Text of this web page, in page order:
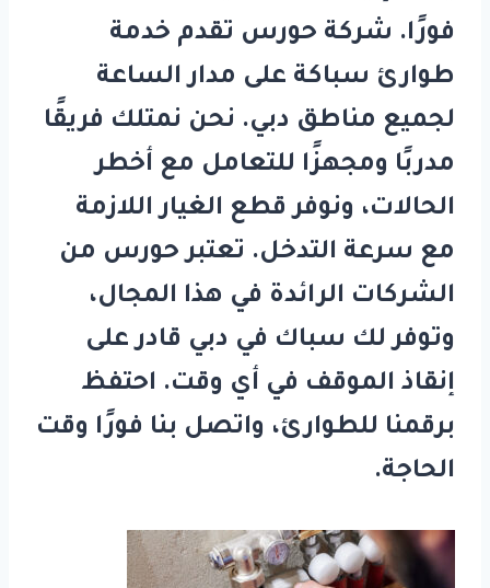
فورًا. شركة حورس تقدم خدمة
طوارئ سباكة على مدار الساعة
لجميع مناطق دبي. نحن نمتلك فريقًا
مدربًا ومجهزًا للتعامل مع أخطر
الحالات، ونوفر قطع الغيار اللازمة
مع سرعة التدخل. تعتبر حورس من
الشركات الرائدة في هذا المجال،
وتوفر لك سباك في دبي قادر على
إنقاذ الموقف في أي وقت. احتفظ
برقمنا للطوارئ، واتصل بنا فورًا وقت
الحاجة.